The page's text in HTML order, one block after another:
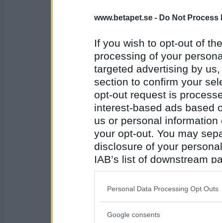
www.betapet.se - Do Not Process
If you wish to opt-out of
processing of your
targeted advertising by
section to confirm your
opt-out request is
interest-based ads based
us or personal
your opt-out. You may
disclosure of your
IAB’s list of downstream
also be disclosed by us
Downstream Participants
Please note that this
Personal Data Processing Opt Outs
Google consents
Antal inlägg:
2873
Morgon
sagofjaril- Ej medlem längre
Antal inlägg: 126
Tidigt
Otta